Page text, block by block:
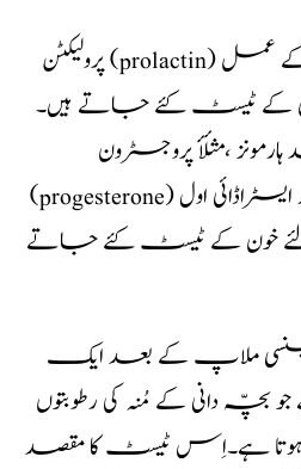
پرولیکٹن (prolactin) کی سطح اور تھائیرائڈ کے عمل
کے ٹیسٹ کئے جاتے ہیں۔
،مثلأٔ پروجسٹرون
(progesterone) اور ایسٹراڈائی اول(estradiol )وغیرہ
لئے خون کے ٹیسٹ کئے جاتے
ملاپ کے بعد ایک
دانی کے مُنہ کی رطوبتوں
ہے۔اِس ٹیسٹ کا مقصد